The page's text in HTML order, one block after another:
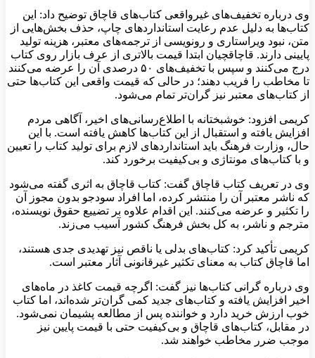
وی درباره تخفیف‌های غیرواقعی كتاب‌های قاچاق توضیح داد: این
كتاب‌ها به دلیل عدم رعایت استانداردهای چاپ، حذف بخش‌هایی از
متن، نبود ویراستاری و رونویسی از ترجمه‌های معتبر، هزینه تولید
پایینی دارند. قاچاقچیان ابتدا قیمت بالاتری از عرف بازار روی كتاب
درج می‌كنند و سپس با تخفیف‌های ۵۰ درصدی آن را عرضه می‌كنند
تا مخاطب را فریب دهند؛ در حالی كه قیمت واقعی این كتاب‌ها حتی
از كتاب‌های معتبر نیز گران‌تر تمام می‌شود.
كریمی افزود: خوشبختانه با اطلاع‌رسانی‌های اخیر، آگاهی مردم
افزایش یافته و استقبال از این كتاب‌ها كاهش یافته است. با این
حال، وزارت فرهنگ باید استانداردهای لازم برای تولید كتاب را تعیین
و با كتاب‌های مونتاژی و بی‌كیفیت برخورد كند.
وی در تعریف كتاب قاچاق گفت: كتاب قاچاق به اثری گفته می‌شود
كه ناشر معتبر آن را منتشر كرده، اما افراد سودجو بدون مجوز آن
را تكثیر و عرضه می‌كنند. این اقدام علاوه بر تضییع حقوق نویسنده،
مترجم و ناشر، به كل بخش فرهنگ كشور آسیب می‌زند.
كریمی تأكید كرد: كتاب‌های بدلی یا ناقص نیز تهدیدی جدی هستند،
اما قاچاق كتاب به معنای تكثیر غیرقانونی آثار معتبر است.
وی درباره گرانی كتاب‌ها نیز گفت: اگرچه قیمت كاغذ در ماه‌های
اخیر افزایش یافته و كتاب‌های جدید كمی گران‌تر شده‌اند، اما كتاب
خوب ارزش خرید دارد و خواننده پس از مطالعه پشیمان نمی‌شود.
در مقابل، كتاب‌های قاچاق و بی‌كیفیت حتی با قیمت پایین نیز
موجب ضرر مخاطب خواهند شد.